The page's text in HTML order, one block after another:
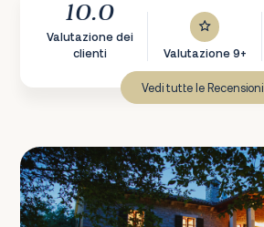
10.0
Valutazione dei
clienti
Valutazione 9+
Vedi tutte le Recensioni